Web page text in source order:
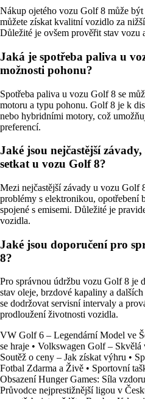
Nákup ojetého vozu Golf 8 může
můžete získat kvalitní vozidlo za
Důležité je ovšem prověřit stav vozu
Jaká je spotřeba paliva u
možnosti pohonu?
Spotřeba paliva u vozu Golf 8 se
motoru a typu pohonu. Golf 8 je k
nebo hybridními motory, což
preferencí.
Jaké jsou nejčastější závady,
setkat u vozu Golf 8?
Mezi nejčastější závady u vozu Golf
problémy s elektronikou, opotřebení
spojené s emisemi. Důležité je
vozidla.
Jaké jsou doporučení pro
8?
Pro správnou údržbu vozu Golf 8 je
stav oleje, brzdové kapaliny a
se dodržovat servisní intervaly a
prodloužení životnosti vozidla.
VW Golf 6 – Legendární Model ve
se hraje • Volkswagen Golf – Skvělá
Soutěž o ceny – Jak získat výhru •
Fotbal Zdarma a Živě • Sportovní
Obsazení Hunger Games: Síla
Průvodce nejprestižnější ligou v